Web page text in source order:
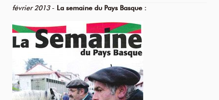
février 2013- La semaine du Pays Basque :